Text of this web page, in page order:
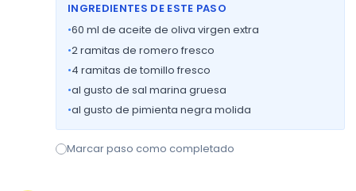
INGREDIENTES DE ESTE PASO
•60 ml de aceite de oliva virgen extra
•2ramitas de romero fresco
•4 ramitas de tomillo fresco
•al gusto de sal marina gruesa
•al gusto de pimienta negra molida
Marcar paso como completado